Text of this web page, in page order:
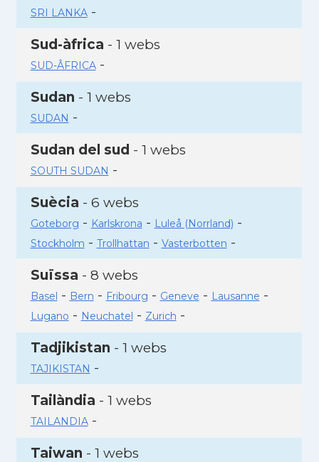
SRI LANKA-
Sud-àfrica - 1 webs
SUD-ÂFRICA-
Sudan - 1 webs
SUDAN -
Sudan del sud - 1 webs
SOUTH SUDAN -
Suècia - 6 webs
Goteborg - Karlskrona - Luleå (Norrland) -
Stockholm - Trollhattan - Vasterbotten -
Suïssa - 8 webs
Basel - Bern - Fribourg - Geneve - Lausanne -
Lugano - Neuchatel - Zurich -
Tadjikistan - 1 webs
TAJIKISTAN -
Tailàndia - 1 webs
TAILANDIA-
Taiwan - 1 webs